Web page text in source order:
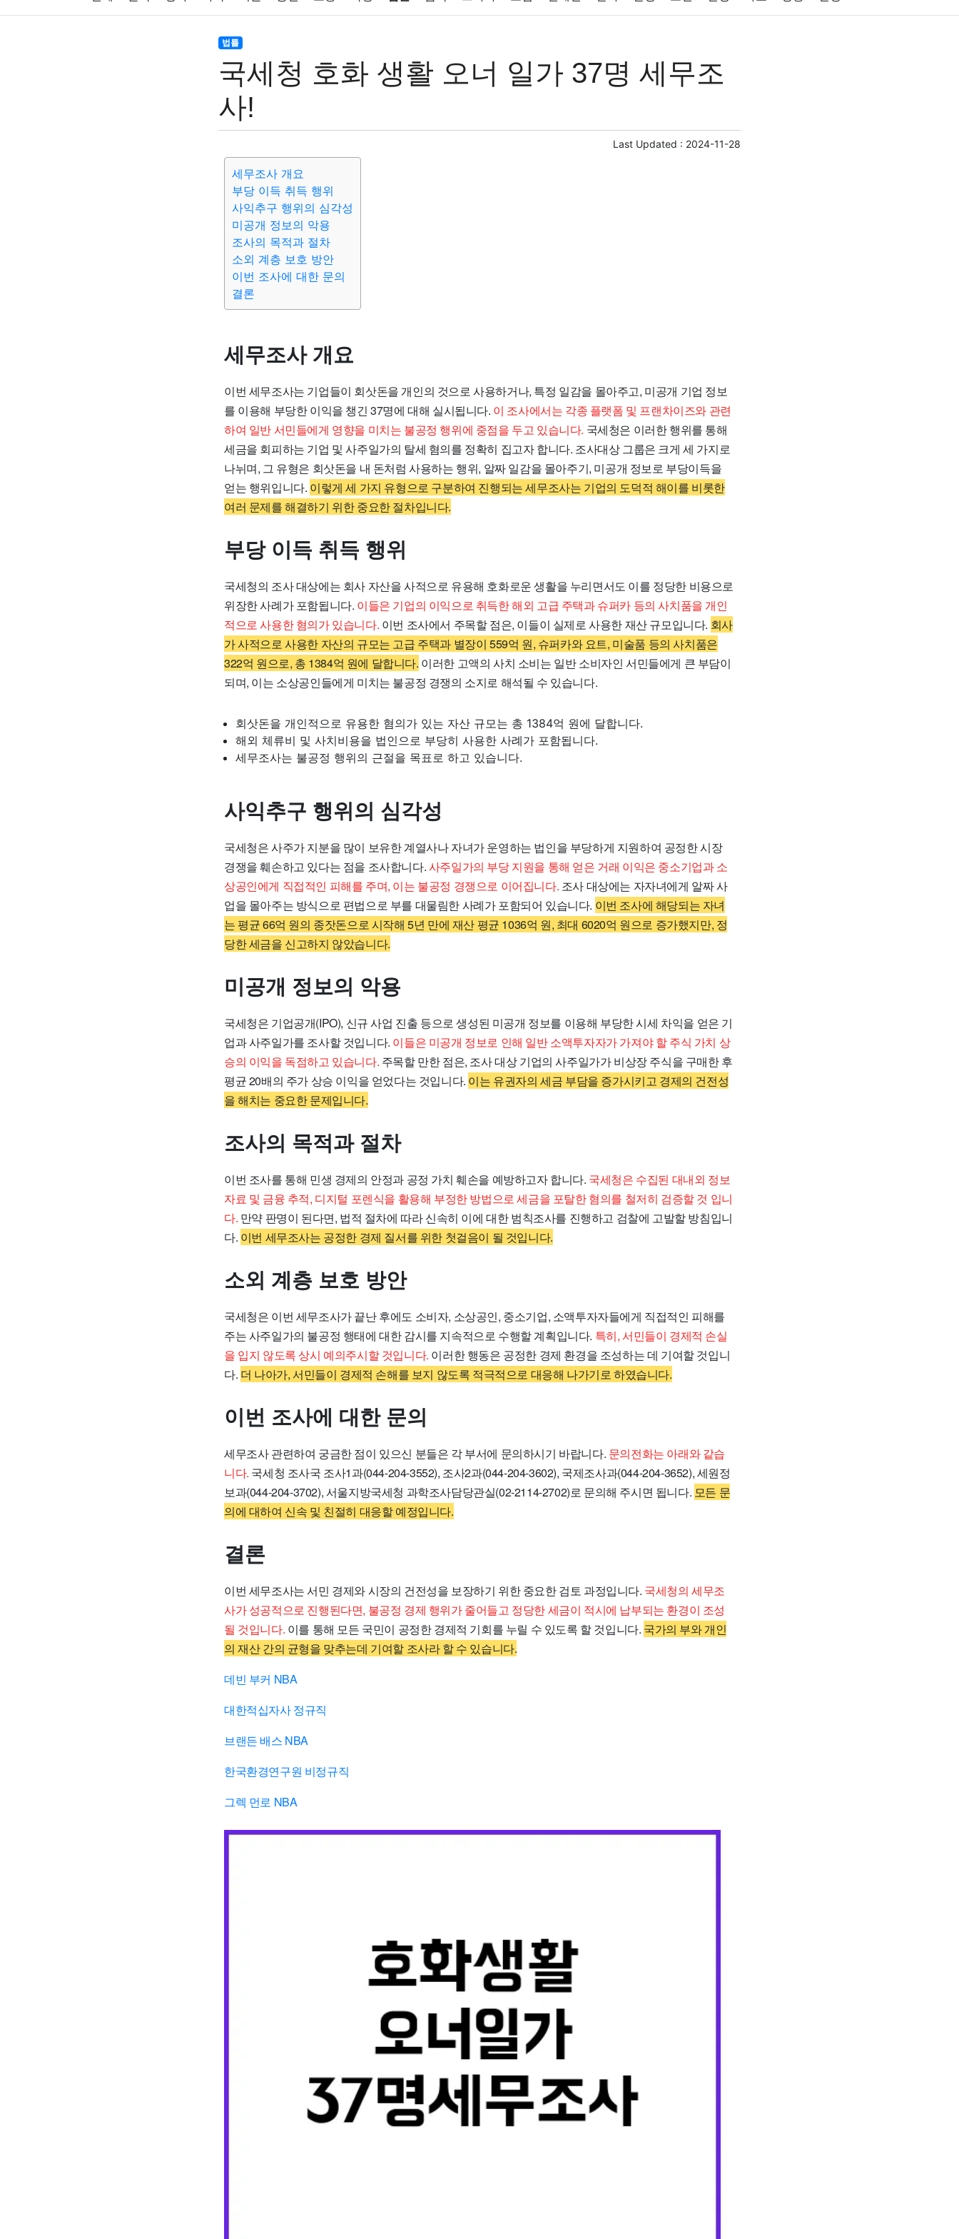
블록체인
여행 맛집 IT 컴퓨터 기술 종교 사회 정치 건강 의료 의학 경제 마케팅 부동산
법률
국세청 호화 생활 오너 일가 37명 세무조
사!
Last Updated : 2024-11-28
세무조사 개요
부당 이득 취득 행위
사익추구 행위의 심각성
미공개 정보의 악용
조사의 목적과 절차
소외 계층 보호 방안
이번 조사에 대한 문의
결론
세무조사 개요
이번 세무조사는 기업들이 회삿돈을 개인의 것으로 사용하거나, 특정 일감을 몰아주고, 미공개 기업 정보
를 이용해 부당한 이익을 챙긴 37명에 대해 실시됩니다. 이 조사에서는 각종 플랫폼 및 프랜차이즈와 관련
하여 일반 서민들에게 영향을 미치는 불공정 행위에 중점을 두고 있습니다. 국세청은 이러한 행위를 통해
세금을 회피하는 기업 및 사주일가의 탈세 혐의를 정확히 집고자 합니다. 조사대상 그룹은 크게 세 가지로
나뉘며, 그 유형은 회삿돈을 내 돈처럼 사용하는 행위, 알짜 일감을 몰아주기, 미공개 정보로 부당이득을
얻는 행위입니다. 이렇게 세 가지 유형으로 구분하여 진행되는 세무조사는 기업의 도덕적 해이를 비롯한
여러 문제를 해결하기 위한 중요한 절차입니다.
부당 이득 취득 행위
국세청의 조사 대상에는 회사 자산을 사적으로 유용해 호화로운 생활을 누리면서도 이를 정당한 비용으로
위장한 사례가 포함됩니다. 이들은 기업의 이익으로 취득한 해외 고급 주택과 슈퍼카 등의 사치품을 개인
적으로 사용한 혐의가 있습니다. 이번 조사에서 주목할 점은, 이들이 실제로 사용한 재산 규모입니다. 회사
가 사적으로 사용한 자산의 규모는 고급 주택과 별장이 559억 원, 슈퍼카와 요트, 미술품 등의 사치품은
322억 원으로, 총 1384억 원에 달합니다. 이러한 고액의 사치 소비는 일반 소비자인 서민들에게 큰 부담이
되며, 이는 소상공인들에게 미치는 불공정 경쟁의 소지로 해석될 수 있습니다.
회삿돈을 개인적으로 유용한 혐의가 있는 자산 규모는 총 1384억 원에 달합니다.
해외 체류비 및 사치비용을 법인으로 부당히 사용한 사례가 포함됩니다.
세무조사는 불공정 행위의 근절을 목표로 하고 있습니다.
사익추구 행위의 심각성
국세청은 사주가 지분을 많이 보유한 계열사나 자녀가 운영하는 법인을 부당하게 지원하여 공정한 시장
경쟁을 훼손하고 있다는 점을 조사합니다.사주일가의 부당 지원을 통해 얻은 거래 이익은 중소기업과 소
상공인에게 직접적인 피해를 주며, 이는 불공정 경쟁으로 이어집니다. 조사 대상에는 자자녀에게 알짜 사
업을 몰아주는 방식으로 편법으로 부를 대물림한 사례가 포함되어 있습니다. 이번 조사에 해당되는 자녀
는 평균 66억 원의 종잣돈으로 시작해 5년 만에 재산 평균 1036억 원, 최대 6020억 원으로 증가했지만, 정
당한 세금을 신고하지 않았습니다.
미공개 정보의 악용
국세청은 기업공개(IPO), 신규 사업 진출 등으로 생성된 미공개 정보를 이용해 부당한 시세 차익을 얻은 기
업과 사주일가를 조사할 것입니다. 이들은 미공개 정보로 인해 일반 소액투자자가 가져야 할 주식 가치 상
승의 이익을 독점하고 있습니다. 주목할 만한 점은, 조사 대상 기업의 사주일가가 비상장 주식을 구매한 후
평균 20배의 주가 상승 이익을 얻었다는 것입니다. 이는 유권자의 세금 부담을 증가시키고 경제의 건전성
을 해치는 중요한 문제입니다.
조사의 목적과 절차
이번 조사를 통해 민생 경제의 안정과 공정 가치 훼손을 예방하고자 합니다. 국세청은 수집된 대내외 정보
자료 및 금융 추적, 디지털 포렌식을 활용해 부정한 방법으로 세금을 포탈한 혐의를 철저히 검증할 것 입니
다. 만약 판명이 된다면, 법적 절차에 따라 신속히 이에 대한 범칙조사를 진행하고 검찰에 고발할 방침입니
다. 이번 세무조사는 공정한 경제 질서를 위한 첫걸음이 될 것입니다.
소외 계층 보호 방안
국세청은 이번 세무조사가 끝난 후에도 소비자, 소상공인, 중소기업, 소액투자자들에게 직접적인 피해를
주는 사주일가의 불공정 행태에 대한 감시를 지속적으로 수행할 계획입니다. 특히, 서민들이 경제적 손실
을 입지 않도록 상시 예의주시할 것입니다. 이러한 행동은 공정한 경제 환경을 조성하는 데 기여할 것입니
다. 더 나아가, 서민들이 경제적 손해를 보지 않도록 적극적으로 대응해 나가기로 하였습니다.
이번 조사에 대한 문의
세무조사 관련하여 궁금한 점이 있으신 분들은 각 부서에 문의하시기 바랍니다. 문의전화는 아래와 같습
니다. 국세청 조사국 조사1과(044-204-3552), 조사2과(044-204-3602), 국제조사과(044-204-3652), 세원정
보과(044-204-3702), 서울지방국세청 과학조사담당관실(02-2114-2702)로 문의해 주시면 됩니다. 모든 문
의에 대하여 신속 및 친절히 대응할 예정입니다.
결론
이번 세무조사는 서민 경제와 시장의 건전성을 보장하기 위한 중요한 검토 과정입니다. 국세청의 세무조
사가 성공적으로 진행된다면, 불공정 경제 행위가 줄어들고 정당한 세금이 적시에 납부되는 환경이 조성
될 것입니다. 이를 통해 모든 국민이 공정한 경제적 기회를 누릴 수 있도록 할 것입니다. 국가의 부와 개인
의 재산 간의 균형을 맞추는데 기여할 조사라 할 수 있습니다.
데빈 부커 NBA
대한적십자사 정규직
브랜든 배스 NBA
한국환경연구원 비정규직
그렉 먼로 NBA